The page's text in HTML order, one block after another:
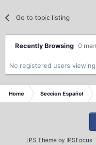
Go to topic listing
Recently Browsing 0
No registered users
Home Seccion Español
IPS Themeby IPSFocus